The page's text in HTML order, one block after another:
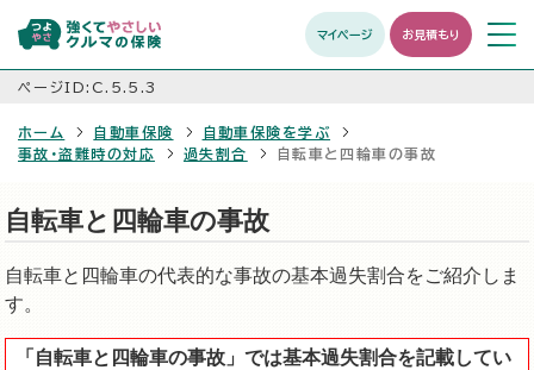
マイページ お見積もり メニュ
開く
ページID:C.5.5.3
ホーム 自動車保険
自動車保険を学ぶ
事故・盗難時の対応
過失割合 自転車と四輪車の事故
自転車と四輪車の事故
自転車と四輪車の代表的な事故の基本過失割合をご紹介しま
す。
「自転車と四輪車の事故」では基本過失割合を記載してい